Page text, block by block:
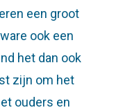
een groot
ook een
het dan ook
zijn om het
ouders en